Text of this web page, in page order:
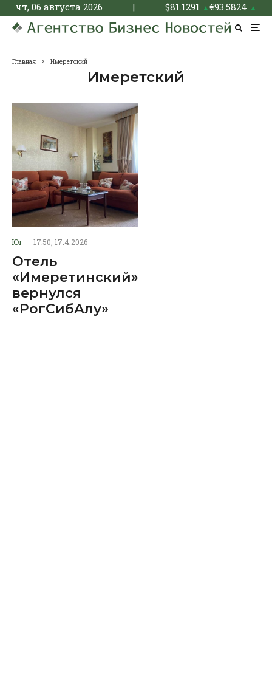
чт, 06 августа 2026 | $81.1291 ▲€93.5824 ▲
Главная Имеретский
Имеретский
Юг · 17:50, 17.4.2026
Отель
«Имеретинский»
вернулся
«РогСибАлу»